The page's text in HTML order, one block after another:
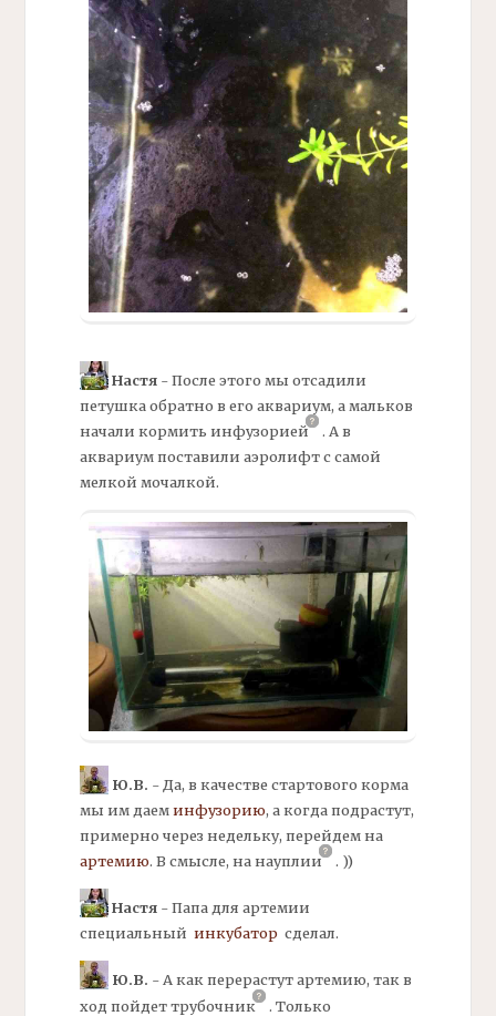
Настя- После этого мы отсадили
петушка обратно в его аквариум, а мальков
начали кормить инфузорией . А в
аквариум поставили аэролифт с самой
мелкой мочалкой.
Ю.В. - Да, в качестве стартового корма
мы им даем инфузорию, а когда подрастут,
примерно через недельку, перейдем на
артемию. В смысле, нанауплии . ))
Настя- Папа для артемии
специальный инкубаторсделал.
Ю.В. - А как перерастутартемию, так в
ход пойдеттрубочник . Только